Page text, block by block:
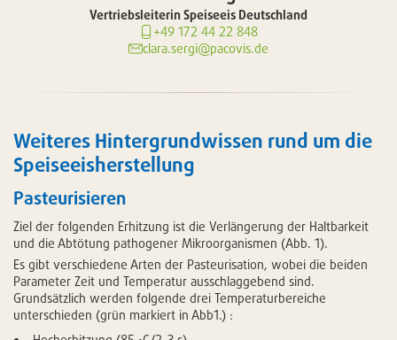
Vertriebsleiterin Speiseeis Deutschland
+49 172 44 22 848
clara.sergi@pacovis.de
Weiteres Hintergrundwissen rund um die
Speiseeisherstellung
Pasteurisieren
Ziel der folgenden Erhitzung ist die Verlängerung der Haltbarkeit
und die Abtötung pathogener Mikroorganismen (Abb. 1).
Es gibt verschiedene Arten der Pasteurisation, wobei die beiden
Parameter Zeit und Temperatur ausschlaggebend sind.
Grundsätzlich werden folgende drei Temperaturbereiche
unterschieden (grün markiert in Abb1.) :